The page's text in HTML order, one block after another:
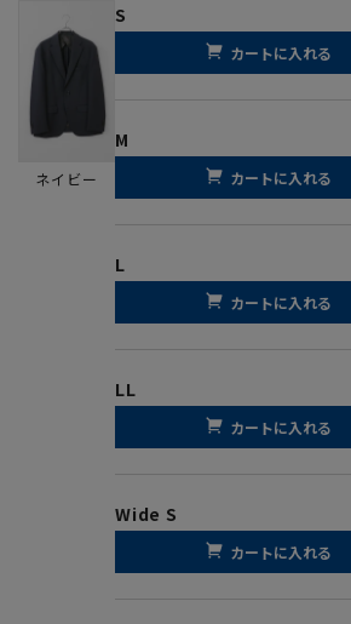
ネイビー
S
カートに入れる
M
カートに入れる
L
カートに入れる
LL
カートに入れる
Wide S
カートに入れる